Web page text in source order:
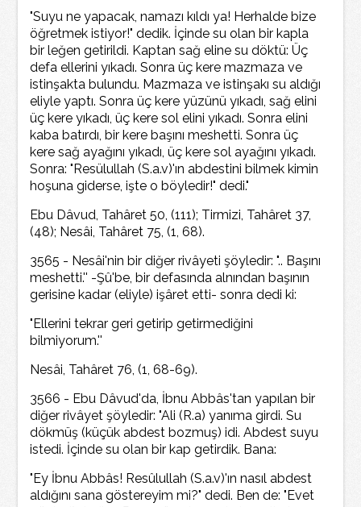
"Suyu ne yapacak, namazı kıldı ya! Herhalde bize
öğretmek istiyor!" dedik. İçinde su olan bir kapla
bir leğen getirildi. Kaptan sağ eline su döktü: Üç
defa ellerini yıkadı. Sonra üç kere mazmaza ve
istinşakta bulundu. Mazmaza ve istinşakı su aldığı
eliyle yaptı. Sonra üç kere yüzünü yıkadı, sağ elini
üç kere yıkadı, üç kere sol elini yıkadı. Sonra elini
kaba batırdı, bir kere başını meshetti. Sonra üç
kere sağ ayağını yıkadı, üç kere sol ayağını yıkadı.
Sonra: "Resülullah (S.a.v)'ın abdestini bilmek kimin
hoşuna giderse, işte o böyledir!" dedi."
Ebu Dâvud, Tahâret 50, (111); Tirmizi, Tahâret 37,
(48); Nesâi, Tahâret 75, (1, 68).
3565 - Nesâi'nin bir diğer rivâyeti şöyledir: ".. Başını
meshetti.'' -Şû'be, bir defasında alnından başının
gerisine kadar (eliyle) işâret etti- sonra dedi ki:
"Ellerini tekrar geri getirip getirmediğini
bilmiyorum.''
Nesâi, Tahâret 76, (1, 68-69).
3566 - Ebu Dâvud'da, İbnu Abbâs'tan yapılan bir
diğer rivâyet şöyledir: "Ali (R.a) yanıma girdi. Su
dökmüş (küçük abdest bozmuş) idi. Abdest suyu
istedi. İçinde su olan bir kap getirdik. Bana:
"Ey İbnu Abbâs! Resûlullah (S.a.v)'ın nasıl abdest
aldığını sana göstereyim mi?" dedi. Ben de: "Evet